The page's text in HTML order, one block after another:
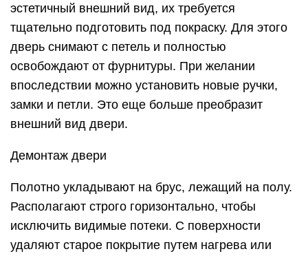
эстетичный внешний вид, их требуется
тщательно подготовить под покраску. Для этого
дверь снимают с петель и полностью
освобождают от фурнитуры. При желании
впоследствии можно установить новые ручки,
замки и петли. Это еще больше преобразит
внешний вид двери.
Демонтаж двери
Полотно укладывают на брус, лежащий на полу.
Располагают строго горизонтально, чтобы
исключить видимые потеки. С поверхности
удаляют старое покрытие путем нагрева или